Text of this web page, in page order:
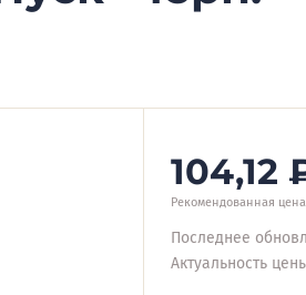
104,12
Рекомендованная цена
Последнее
Актуальность